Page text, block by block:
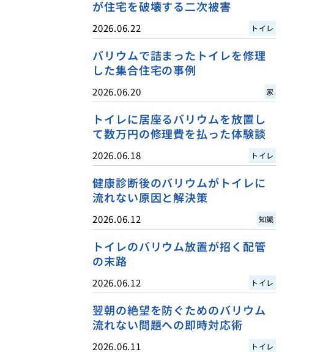
が住宅を破壊する二次被害
2026.06.22 トイレ
バリウムで詰まったトイレを修理
した集合住宅の事例
2026.06.20 家
トイレに居座るバリウムを放置し
て数万円の修理費を払った体験談
2026.06.18 トイレ
健康診断後のバリウムがトイレに
流れない原因と解決策
2026.06.12 知識
トイレのバリウム放置が招く配管
の末路
2026.06.12 トイレ
翌朝の絶望を防ぐためのバリウム
流れない問題への即時対応術
2026.06.11 トイレ